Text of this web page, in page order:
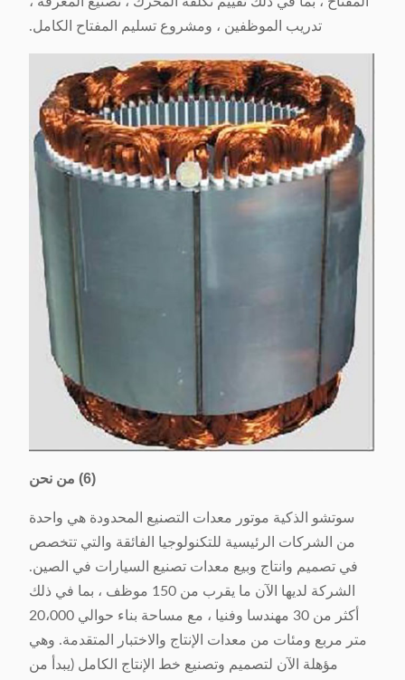
تدريب الموظفين ، ومشروع تسليم المفتاح الكامل.
(6) من نحن
سوتشو الذكية موتور معدات التصنيع المحدودة هي واحدة
من الشركات الرئيسية للتكنولوجيا الفائقة والتي تتخصص
في تصميم وانتاج وبيع معدات تصنيع السيارات في الصين.
الشركة لديها الآن ما يقرب من 150 موظف ، بما في ذلك
أكثر من 30 مهندسا وفنيا ، مع مساحة بناء حوالي 20،000
متر مربع ومئات من معدات الإنتاج والاختبار المتقدمة. وهي
مؤهلة الآن لتصميم وتصنيع خط الإنتاج الكامل (يبدأ من